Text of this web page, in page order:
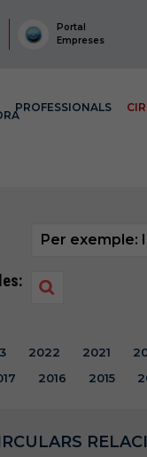
Portal
Empreses
PROFESSIONALS
2022 2021
2016 2015